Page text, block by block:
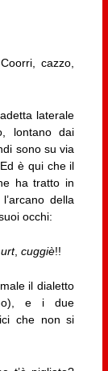
cazzo,
laterale
lontano dai
sono su via
è qui che il
ha tratto in
della
occhi:
, cuggiè!!
il dialetto
e i due
che non si